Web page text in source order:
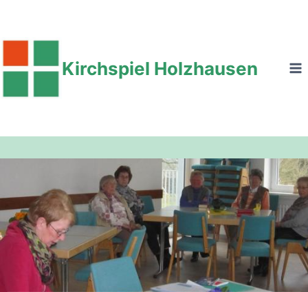
springen
Kirchspiel Holzhausen